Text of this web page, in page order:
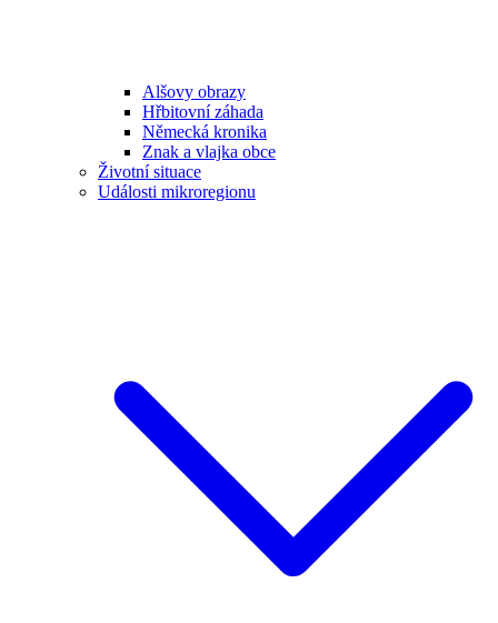
Alšovy obrazy
Hřbitovní záhada
Německá kronika
Znak a vlajka obce
Životní situace
Události mikroregionu